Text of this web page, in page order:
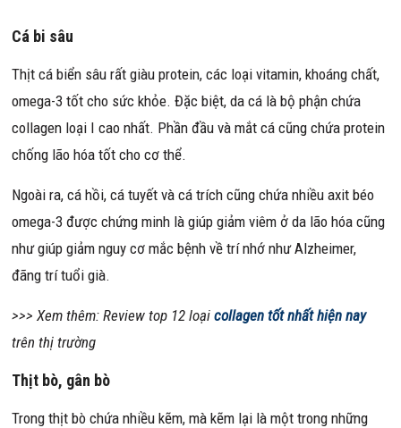
Cá bi sâu
Thịt cá biển sâu rất giàu protein, các loại vitamin, khoáng chất,
omega-3 tốt cho sức khỏe. Đặc biệt, da cá là bộ phận chứa
collagen loại I cao nhất. Phần đầu và mắt cá cũng chứa protein
chống lão hóa tốt cho cơ thể.
Ngoài ra, cá hồi, cá tuyết và cá trích cũng chứa nhiều axit béo
omega-3 được chứng minh là giúp giảm viêm ở da lão hóa cũng
như giúp giảm nguy cơ mắc bệnh về trí nhớ như Alzheimer,
đãng trí tuổi già.
>>> Xem thêm: Review top 12 loạicollagen tốt nhất hiện nay
trên thị trường
Thịt bò, gân bò
Trong thịt bò chứa nhiều kẽm, mà kẽm lại là một trong những